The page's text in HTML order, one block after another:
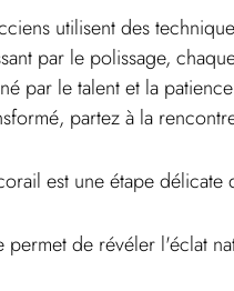
utilisent des
par le polissage,
par le talent et la
partez à la
est une étape
permet de révéler l'éclat